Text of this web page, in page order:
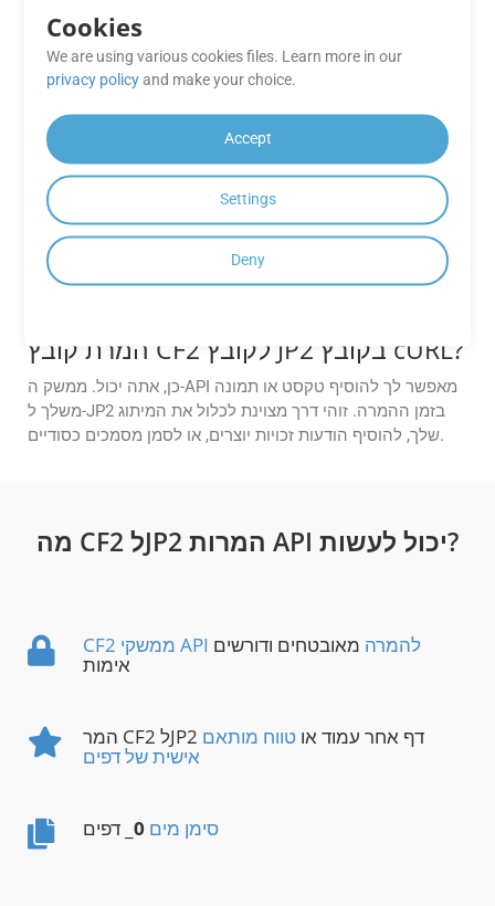
GroupDocs.Conversion Cloud מבטיח תהליך המרה מאובטח
על ידי הצפנת נתונים במעבר ובמצב מנוחה, ועל ידי ביצוע
פרוטוקולי אבטחה סטנדרטיים בתעשייה.
כיצד אוכל להמיר רק דפים ספציפיים או
טווח דפים מ-CF2 ל-JP2?
GroupDocs.Conversion Cloud מאפשר לך להגדיר טווחי דפים
מותאמים אישית להמרה. אתה יכול לבחור דפים ספציפיים
(לדוגמה, 1, 3, 5) או טווחי דפים (לדוגמה, 2-6) באמצעות הפרמטר
המרת קובץ CF2 לקובץ JP2 בקובץ cURL?
כן, אתה יכול. ממשק ה-API מאפשר לך להוסיף טקסט או תמונה
משלך ל-JP2 בזמן ההמרה. זוהי דרך מצוינת לכלול את המיתוג
שלך, להוסיף הודעות זכויות יוצרים, או לסמן מסמכים כסודיים.
מה CF2 לJP2 המרות API יכול לעשות?
CF2 ממשקי API להמרה מאובטחים ודורשים
אימות
המר CF2 לJP2 דף אחר עמוד או טווח מותאם
אישית של דפים
סימן מים 0 _ דפים
Cookies
We are using various cookies files. Learn more in our
privacy policyand make your choice.
Accept
Settings
Deny